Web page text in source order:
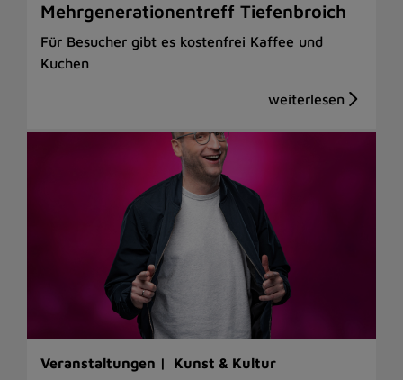
Mehrgenerationentreff Tiefenbroich
Für Besucher gibt es kostenfrei Kaffee und
Kuchen
Veranstaltungen | Kunst & Kultur